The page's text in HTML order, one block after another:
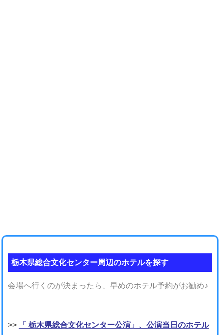
栃木県総合文化センター周辺のホテルを探す
会場へ行くのが決まったら、早めのホテル予約がお勧め♪
>> 「 栃木県総合文化センター公演」、公演当日のホテル